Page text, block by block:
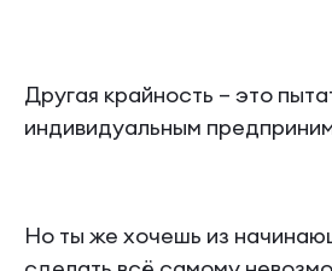
Другая крайность – это
индивидуальным
Но ты же хочешь из